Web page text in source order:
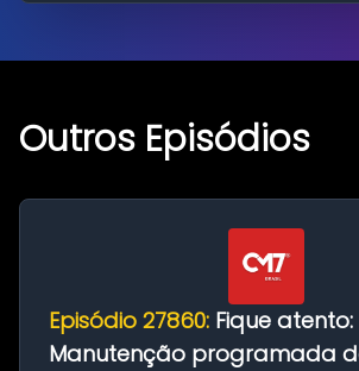
Outros Episódios
Episódio 27860: Fique atento:
Manutenção programada